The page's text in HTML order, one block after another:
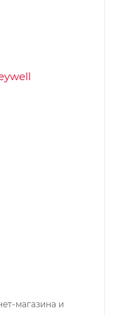
магазина и